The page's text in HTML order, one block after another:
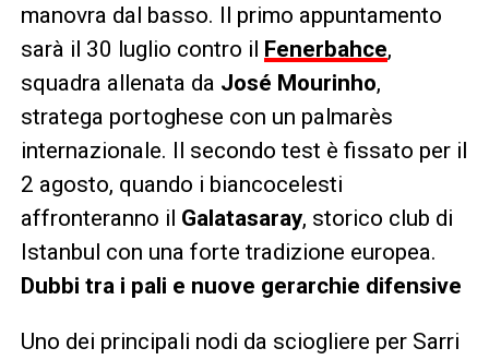
manovra dal basso. Il primo appuntamento
sarà il 30 luglio contro il Fenerbahce,
squadra allenata da José Mourinho,
stratega portoghese con un palmarès
internazionale. Il secondo test è fissato per il
2 agosto, quando i biancocelesti
affronteranno il Galatasaray, storico club di
Istanbul con una forte tradizione europea.
Dubbi tra i pali e nuove gerarchie difensive
Uno dei principali nodi da sciogliere per Sarri